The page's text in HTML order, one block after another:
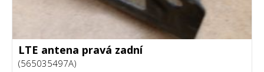
LTE antena pravá zadní
(565035497A)